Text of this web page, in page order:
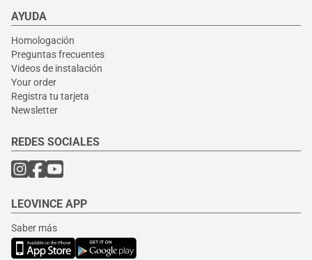
AYUDA
Homologación
Preguntas frecuentes
Videos de instalación
Your order
Registra tu tarjeta
Newsletter
REDES SOCIALES
LEOVINCE APP
Saber más